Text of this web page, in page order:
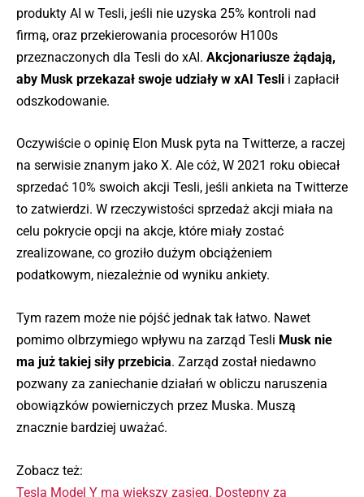
produkty AI w Tesli, jeśli nie uzyska 25% kontroli nad
firmą, oraz przekierowania procesorów H100s
przeznaczonych dla Tesli do xAI. Akcjonariusze żądają,
aby Musk przekazał swoje udziały w xAI Tesli i zapłacił
odszkodowanie.
Oczywiście o opinię Elon Musk pyta na Twitterze, a raczej
na serwisie znanym jako X. Ale cóż, W 2021 roku obiecał
sprzedać 10% swoich akcji Tesli, jeśli ankieta na Twitterze
to zatwierdzi. W rzeczywistości sprzedaż akcji miała na
celu pokrycie opcji na akcje, które miały zostać
zrealizowane, co groziło dużym obciążeniem
podatkowym, niezależnie od wyniku ankiety.
Tym razem może nie pójść jednak tak łatwo. Nawet
pomimo olbrzymiego wpływu na zarząd Tesli Musk nie
ma już takiej siły przebicia. Zarząd został niedawno
pozwany za zaniechanie działań w obliczu naruszenia
obowiązków powierniczych przez Muska. Muszą
znacznie bardziej uważać.
Zobacz też:
Tesla Model Y ma większy zasięg. Dostępny za